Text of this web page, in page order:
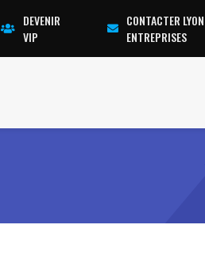
DEVENIR
VIP
CONTACTER LYON
ENTREPRISES